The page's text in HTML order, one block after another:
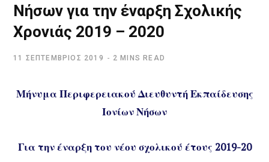
Νήσων για την έναρξη Σχολικής
Χρονιάς 2019 – 2020
11 ΣΕΠΤΈΜΒΡΙΟΣ 2019 2 MINS READ
Μήνυμα Περιφερειακού Διευθυντή Εκπαίδευσης
Ιονίων Νήσων
Για την έναρξη του νέου σχολικού έτους 2019-20